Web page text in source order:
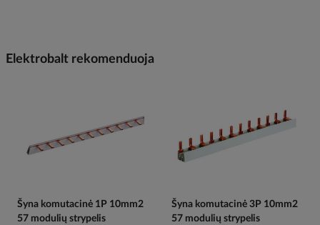
Elektrobalt rekomenduoja
Šyna komutacinė 1P 10mm2
57 modulių strypelis
Šyna komutacinė 3P 10mm2
57 modulių strypelis